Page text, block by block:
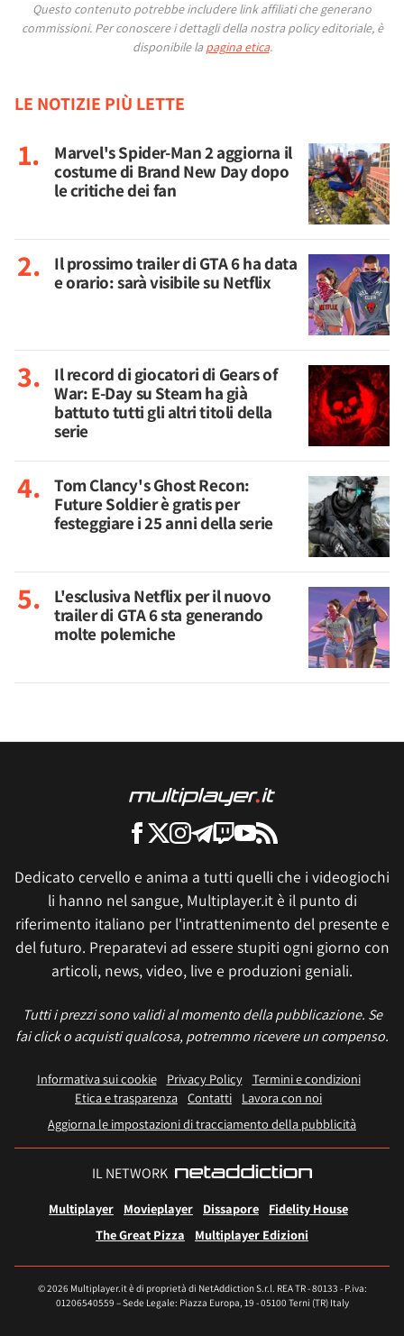
Questo contenuto potrebbe includere link affiliati che generano
commissioni. Per conoscere i dettagli della nostra policy editoriale, è
disponibile la pagina etica.
LE NOTIZIE PIÙ LETTE
Marvel's Spider-Man 2 aggiorna il
costume di Brand New Day dopo
le critiche dei fan
Il prossimo trailer di GTA 6 ha data
e orario: sarà visibile su Netflix
Il record di giocatori di Gears of
War: E-Day su Steam ha già
battuto tutti gli altri titoli della
serie
Tom Clancy's Ghost Recon:
Future Soldier è gratis per
festeggiare i 25 anni della serie
L'esclusiva Netflix per il nuovo
trailer di GTA 6 sta generando
molte polemiche
Dedicato cervello e anima a tutti quelli che i videogiochi
li hanno nel sangue, Multiplayer.it è il punto di
riferimento italiano per l'intrattenimento del presente e
del futuro. Preparatevi ad essere stupiti ogni giorno con
articoli, news, video, live e produzioni geniali.
Tutti i prezzi sono validi al momento della pubblicazione. Se
fai click o acquisti qualcosa, potremmo ricevere un compenso.
Informativa sui cookie Privacy Policy
Termini e condizioni
Etica e trasparenza Contatti
Lavora con noi
Aggiorna le impostazioni di tracciamento della pubblicità
IL NETWORK
Multiplayer Movieplayer Dissapore
Fidelity House
The Great Pizza
Multiplayer Edizioni
© 2026 Multiplayer.it è di proprietà di NetAddiction S.r.l. REA TR - 80133 - P.iva:
01206540559 – Sede Legale: Piazza Europa, 19 - 05100 Terni (TR) Italy